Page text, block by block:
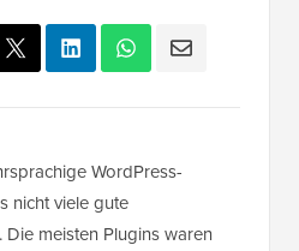
WordPress-
nicht viele gute
meisten Plugins waren